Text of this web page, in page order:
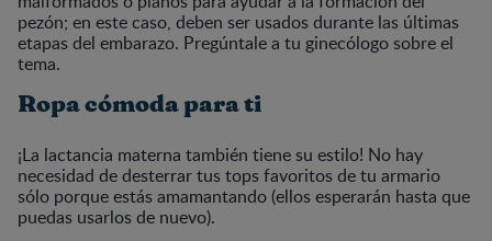
pezón; en este caso, deben ser usados durante las últimas
etapas del embarazo. Pregúntale a tu ginecólogo sobre el
tema.
Ropa cómoda para ti
¡La lactancia materna también tiene su estilo! No hay
necesidad de desterrar tus tops favoritos de tu armario
sólo porque estás amamantando (ellos esperarán hasta que
puedas usarlos de nuevo).